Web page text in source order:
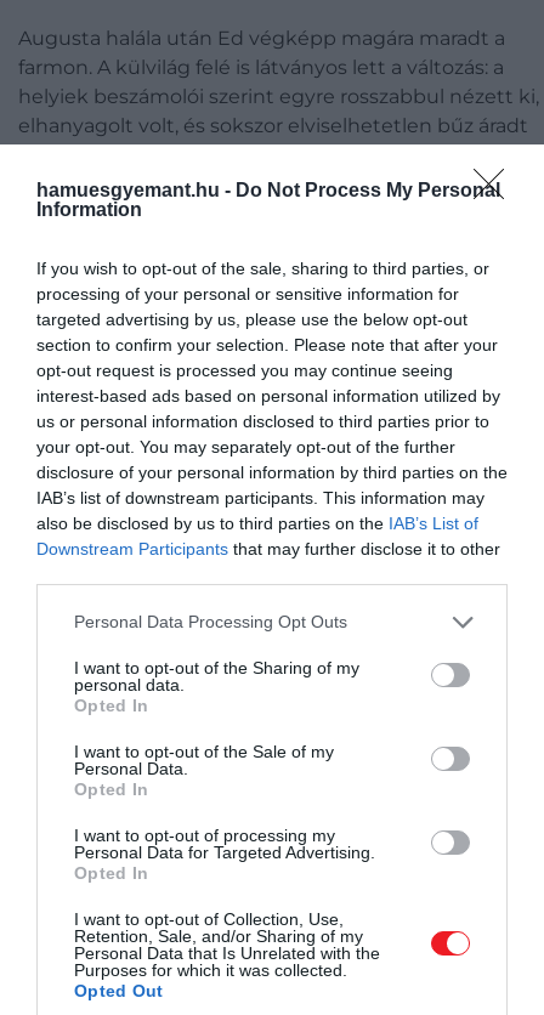
hamuesgyemant.hu - Do Not Process My Personal
Information
If you wish to opt-out of the sale, sharing to third parties, or
processing of your personal or sensitive information for
targeted advertising by us, please use the below opt-out
section to confirm your selection. Please note that after your
opt-out request is processed you may continue seeing
interest-based ads based on personal information utilized by
us or personal information disclosed to third parties prior to
your opt-out. You may separately opt-out of the further
disclosure of your personal information by third parties on the
IAB’s list of downstream participants. This information may
also be disclosed by us to third parties on the IAB’s List of
Downstream Participants that may further disclose it to other
Please note that this website/app uses one or more Google
not limited to your visit or usage behaviour. You may click to
grant or deny consent to Google and its third-party tags to
use your data for below specified purposes in below Google
consent section.
Personal Data Processing Opt Outs
I want to opt-out of the Sharing of my
personal data.
Opted In
I want to opt-out of the Sale of my
Personal Data.
Opted In
I want to opt-out of processing my
Personal Data for Targeted Advertising.
Opted In
I want to opt-out of Collection, Use,
Retention, Sale, and/or Sharing of my
Personal Data that Is Unrelated with the
Purposes for which it was collected.
Opted Out
Augusta halála után Ed végképp magára maradt a
farmon. A külvilág felé is látványos lett a változás: a
helyiek beszámolói szerint egyre rosszabbul nézett ki,
elhanyagolt volt, és sokszor elviselhetetlen bűz áradt
gyász lassan megszállottsággá alakult, a férfi pedig
bármit – tényleg bármit – megtett volna, hogy újra az
Egyes források szerint Edmegpróbálta kihantolni
Augusta sírját, azt azonban nem lehet tudni, hogy
sikerrel járt-e. Annyi viszont biztos, hogy ezzel átlépett
egy olyan határt, ahonnan nem volt visszaút. Az őrület
olyannyira elhatalmasodott rajta, hogy ezt követően a
plainfieldi temetőben frissen elhantolt női sírokat
kezdte megbolygatni – olyan asszonyokét, akik
valamilyen módon Augustára emlékeztették. Bár a
farmon talált későbbi bizonyítékok alapján egy idő
már a hasonlóság sem érdekelte; mintha már nem is
anyját akarta volna visszahozni, egyszerűen csak nem
bírt leállni.
Később a kihallgatások során azt mondta, hogy
az éjszakákon
holttestek már a farmján feküdtek. Vallomásaiban
többször hangsúlyozta azt is, hogy
groteszk berendezési tárgyakat, maszkokat, sőt egész
öltözékeket kezdett készíteni. A vallomása szerint
érezhette a közelségét.
Az eleve elrendelt gyilkosságok